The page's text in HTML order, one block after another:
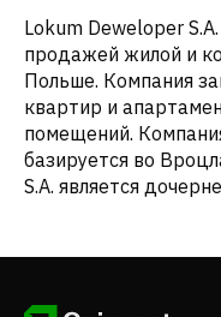
Lokum Deweloper
продажей жилой и
Польше. Компания
квартир и
помещений.
базируется во
S.A. является